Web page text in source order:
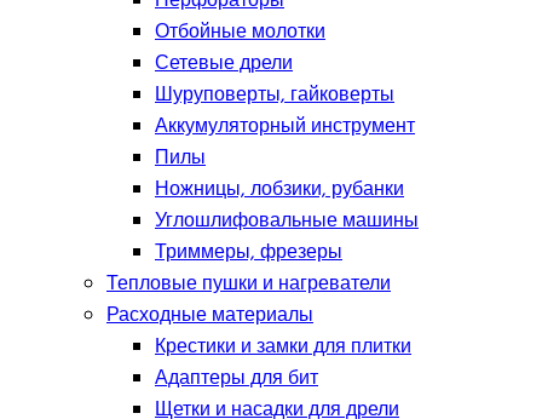
Отбойные молотки
Сетевые дрели
Шуруповерты, гайковерты
Аккумуляторный инструмент
Пилы
Ножницы, лобзики, рубанки
Углошлифовальные машины
Триммеры, фрезеры
Тепловые пушки и нагреватели
Расходные материалы
Крестики и замки для плитки
Адаптеры для бит
Щетки и насадки для дрели